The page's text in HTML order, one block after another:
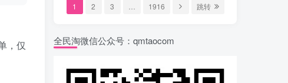
，仅
1 2 3 1916 跳转
全民淘微信公众号：qmtaocom